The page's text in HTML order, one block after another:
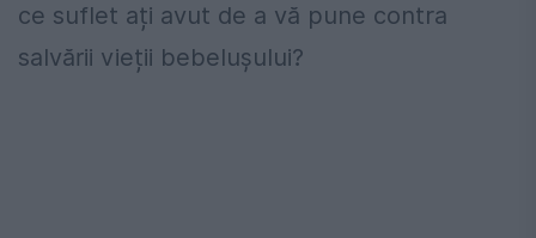
ce suflet ați avut de a vă pune contra
salvării vieții bebelușului?